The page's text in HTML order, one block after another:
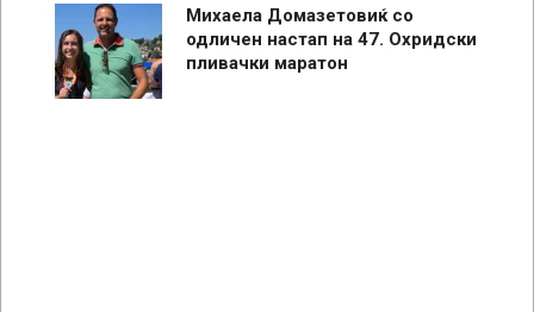
Михаела Домазетовиќ со
одличен настап на 47. Охридски
пливачки маратон